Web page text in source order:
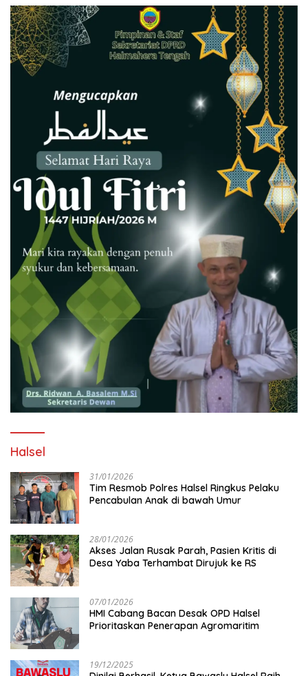
Halsel
31/01/2026
Tim Resmob Polres Halsel Ringkus Pelaku
Pencabulan Anak di bawah Umur
28/01/2026
Akses Jalan Rusak Parah, Pasien Kritis di
Desa Yaba Terhambat Dirujuk ke RS
07/01/2026
HMI Cabang Bacan Desak OPD Halsel
Prioritaskan Penerapan Agromaritim
19/12/2025